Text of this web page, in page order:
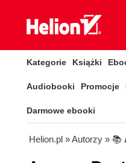
Kategorie Książki
Audiobooki Promocje
Darmowe ebooki
Helion.pl » Autorzy » 📚